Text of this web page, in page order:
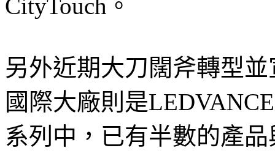
CityTouch。
另外近期大刀闊斧轉型
國際大廠則是
系列中，已有半數的產